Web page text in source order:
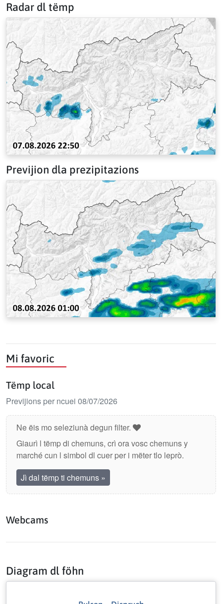
Radar dl tëmp
Previjion dla prezipitazions
Mi favoric
Tëmp local
Previjions per ncuei 08/07/2026
Ne ëis mo seleziunà degun filter.
Giaurì l tëmp di chemuns, crì ora vosc chemuns y
marché cun l simbol dl cuer per i mëter tlo leprò.
Jì dal tëmp ti chemuns »
Webcams
Diagram dl föhn